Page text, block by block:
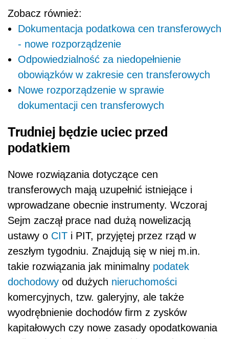
Zobacz również:
Dokumentacja podatkowa cen transferowych
- nowe rozporządzenie
Odpowiedzialność za niedopełnienie
obowiązków w zakresie cen transferowych
Nowe rozporządzenie w sprawie
dokumentacji cen transferowych
Trudniej będzie uciec przed
podatkiem
Nowe rozwiązania dotyczące cen
transferowych mają uzupełnić istniejące i
wprowadzane obecnie instrumenty. Wczoraj
Sejm zaczął prace nad dużą nowelizacją
ustawy o CIT i PIT, przyjętej przez rząd w
zeszłym tygodniu. Znajdują się w niej m.in.
takie rozwiązania jak minimalny podatek
dochodowy od dużych nieruchomości
komercyjnych, tzw. galeryjny, ale także
wyodrębnienie dochodów firm z zysków
kapitałowych czy nowe zasady opodatkowania